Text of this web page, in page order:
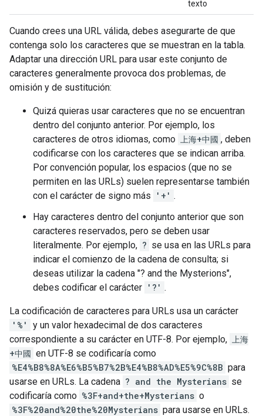
texto
Cuando crees una URL válida, debes asegurarte de que
contenga solo los caracteres que se muestran en la tabla.
Adaptar una dirección URL para usar este conjunto de
caracteres generalmente provoca dos problemas, de
omisión y de sustitución:
Quizá quieras usar caracteres que no se encuentran
dentro del conjunto anterior. Por ejemplo, los
caracteres de otros idiomas, como 上海+中國 , deben
codificarse con los caracteres que se indican arriba.
Por convención popular, los espacios (que no se
permiten en las URLs) suelen representarse también
con el carácter de signo más
'+' .
Hay caracteres dentro del conjunto anterior que son
caracteres reservados, pero se deben usar
literalmente. Por ejemplo, ? se usa en las URLs para
indicar el comienzo de la cadena de consulta; si
deseas utilizar la cadena "? and the Mysterions",
debes codificar el carácter '?' .
La codificación de caracteres para URLs usa un carácter
'%'
y un valor hexadecimal de dos caracteres
correspondiente a su carácter en UTF-8. Por ejemplo, 上海
+中國 en UTF-8 se codificaría como
%E4%B8%8A%E6%B5%B7%2B%E4%B8%AD%E5%9C%8B para
usarse en URLs. La cadena ? and the Mysterians se
codificaría como %3F+and+the+Mysterians o
%3F%20and%20the%20Mysterians para usarse en URLs.